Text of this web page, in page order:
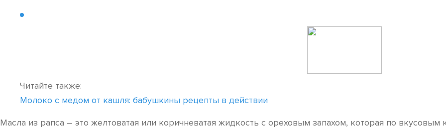
Читайте также:
Молоко с медом от кашля: бабушкины рецепты в действии
Масла из рапса – это желтоватая или коричневатая жидкость с ореховым запахом, которая по